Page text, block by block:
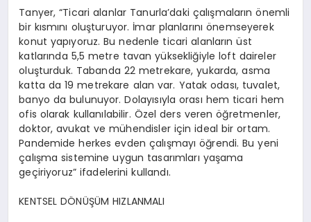
Tanyer, “Ticari alanlar Tanurla’daki çalışmaların önemli
bir kısmını oluşturuyor. İmar planlarını önemseyerek
konut yapıyoruz. Bu nedenle ticari alanların üst
katlarında 5,5 metre tavan yüksekliğiyleloft daireler
oluşturduk. Tabanda 22 metrekare, yukarda, asma
katta da 19 metrekare alan var. Yatak odası, tuvalet,
banyo da bulunuyor. Dolayısıyla orası hem ticari hem
ofis olarak kullanılabilir. Özel ders veren öğretmenler,
doktor, avukat ve mühendisler için ideal bir ortam.
Pandemide herkes evden çalışmayı öğrendi. Bu yeni
çalışma sistemine uygun tasarımları yaşama
geçiriyoruz” ifadelerini kullandı.
KENTSEL DÖNÜŞÜM HIZLANMALI